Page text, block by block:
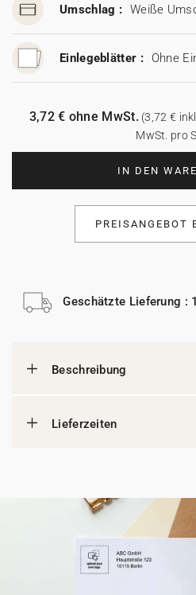
Umschlag :
Einlegeblätter : Ohne
IN DEN
3,72 € ohne MwSt.(3,72 €
MwSt. pro
PREISANGEBOT
Geschätzte Lieferung :
Beschreibung
Lieferzeiten